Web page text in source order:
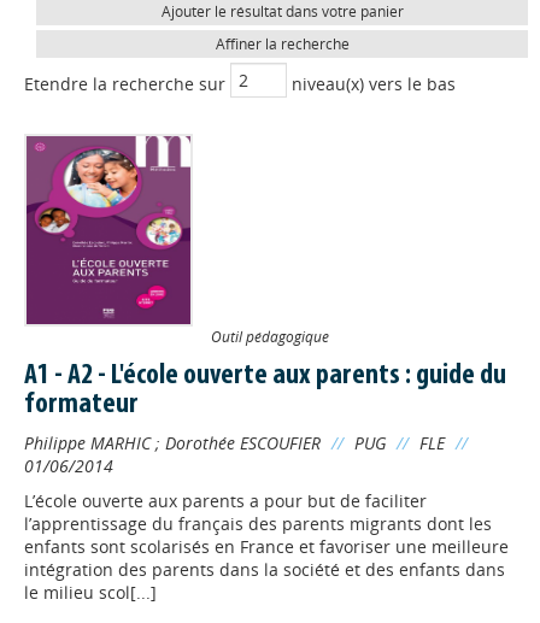
Ajouter le résultat dans votre panier
Affiner la recherche
Etendre la recherche sur niveau(x) vers le bas
Outil pédagogique
A1 - A2 - L'école ouverte aux parents : guide du
formateur
Philippe MARHIC; Dorothée ESCOUFIER // PUG // FLE //
01/06/2014
L’école ouverte aux parents a pour but de faciliter
l’apprentissage du français des parents migrants dont les
enfants sont scolarisés en France et favoriser une meilleure
intégration des parents dans la société et des enfants dans
le milieu scol[...]